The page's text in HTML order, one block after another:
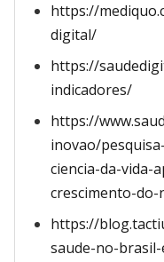
https://
digital/
https://
indicadores/
https://
inovao/
ciencia-da-vida-
crescimento-
https://
saude-no-